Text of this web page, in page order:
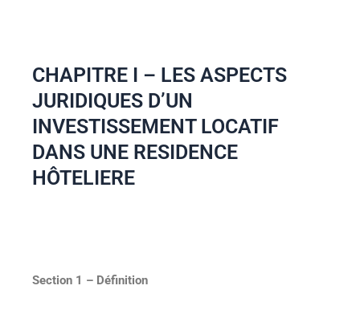
CHAPITRE I – LES ASPECTS
JURIDIQUES D’UN
INVESTISSEMENT LOCATIF
DANS UNE RESIDENCE
HÔTELIERE
Section 1 – Définition